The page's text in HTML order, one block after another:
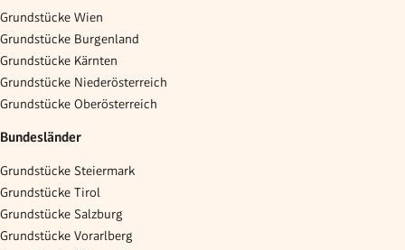
Grundstücke Wien
Grundstücke Burgenland
Grundstücke Kärnten
Grundstücke Niederösterreich
Grundstücke Oberösterreich
Bundesländer
Grundstücke Steiermark
Grundstücke Tirol
Grundstücke Salzburg
Grundstücke Vorarlberg